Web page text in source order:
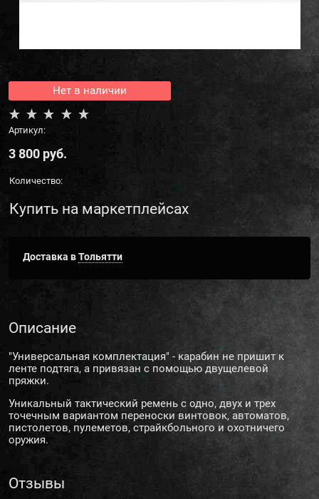
Нет в наличии
Артикул:
3 800 руб.
Количество:
Купить на маркетплейсах
Доставка вТольятти
Описание
"Универсальная комплектация" - карабин не пришит к
ленте подтяга, а привязан с помощью двущелевой
пряжки.
Уникальный тактический ремень с одно, двух и трех
точечным вариантом переноски винтовок, автоматов,
пистолетов, пулеметов, страйкбольного и охотничего
оружия.
Отзывы